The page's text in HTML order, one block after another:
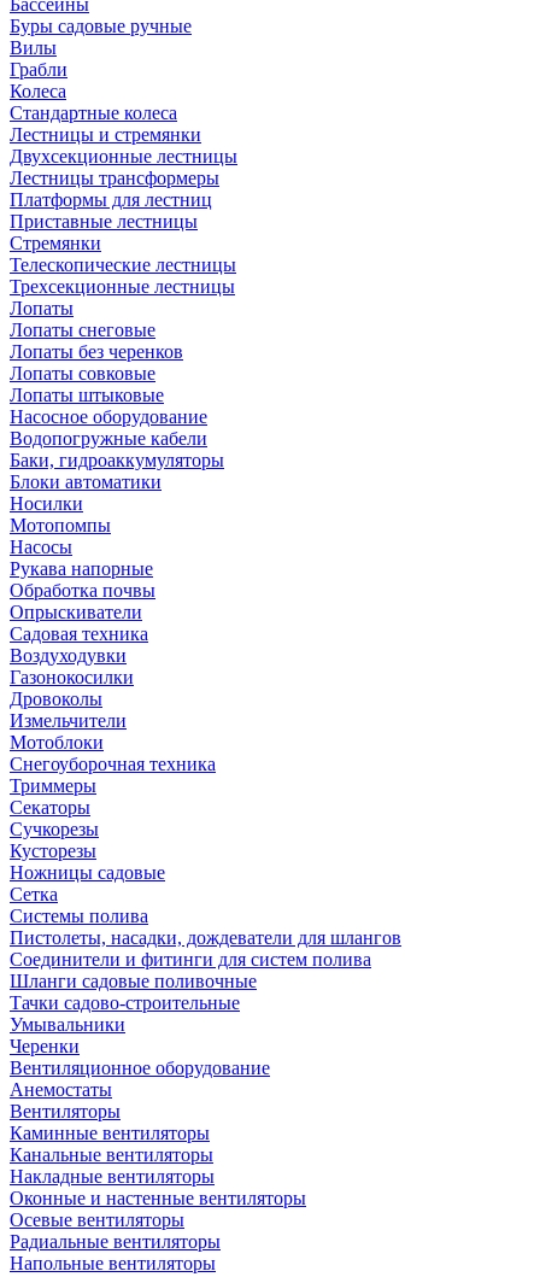
Бассейны
Буры садовые ручные
Вилы
Грабли
Колеса
Стандартные колеса
Лестницы и стремянки
Двухсекционные лестницы
Лестницы трансформеры
Платформы для лестниц
Приставные лестницы
Стремянки
Телескопические лестницы
Трехсекционные лестницы
Лопаты
Лопаты снеговые
Лопаты без черенков
Лопаты совковые
Лопаты штыковые
Насосное оборудование
Водопогружные кабели
Баки, гидроаккумуляторы
Блоки автоматики
Носилки
Мотопомпы
Насосы
Рукава напорные
Обработка почвы
Опрыскиватели
Садовая техника
Воздуходувки
Газонокосилки
Дровоколы
Измельчители
Мотоблоки
Снегоуборочная техника
Триммеры
Секаторы
Сучкорезы
Кусторезы
Ножницы садовые
Сетка
Системы полива
Пистолеты, насадки, дождеватели для шлангов
Соединители и фитинги для систем полива
Шланги садовые поливочные
Тачки садово-строительные
Умывальники
Черенки
Вентиляционное оборудование
Анемостаты
Вентиляторы
Каминные вентиляторы
Канальные вентиляторы
Накладные вентиляторы
Оконные и настенные вентиляторы
Осевые вентиляторы
Радиальные вентиляторы
Напольные вентиляторы